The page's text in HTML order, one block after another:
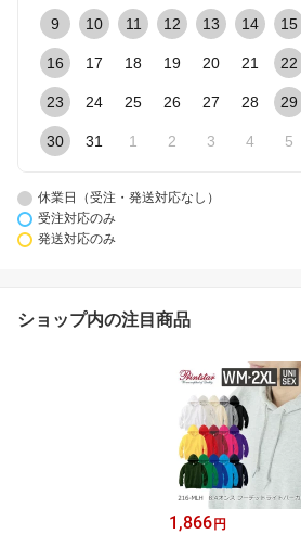
9 10 11 12 13 14 15
16 17 18 19 20 21 22
23 24 25 26 27 28 29
30 31 1 2 3 4 5
休業日（受注・発送対応なし）
受注対応のみ
発送対応のみ
ショップ内の注目商品
1,866円